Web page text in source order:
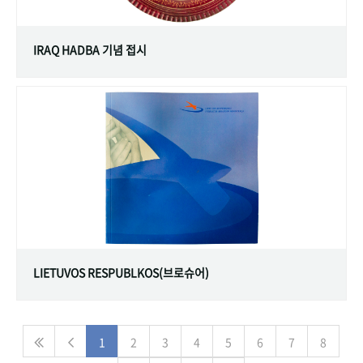
IRAQ HADBA 기념 접시
LIETUVOS RESPUBLKOS(브로슈어)
1 2 3 4 5 6 7 8